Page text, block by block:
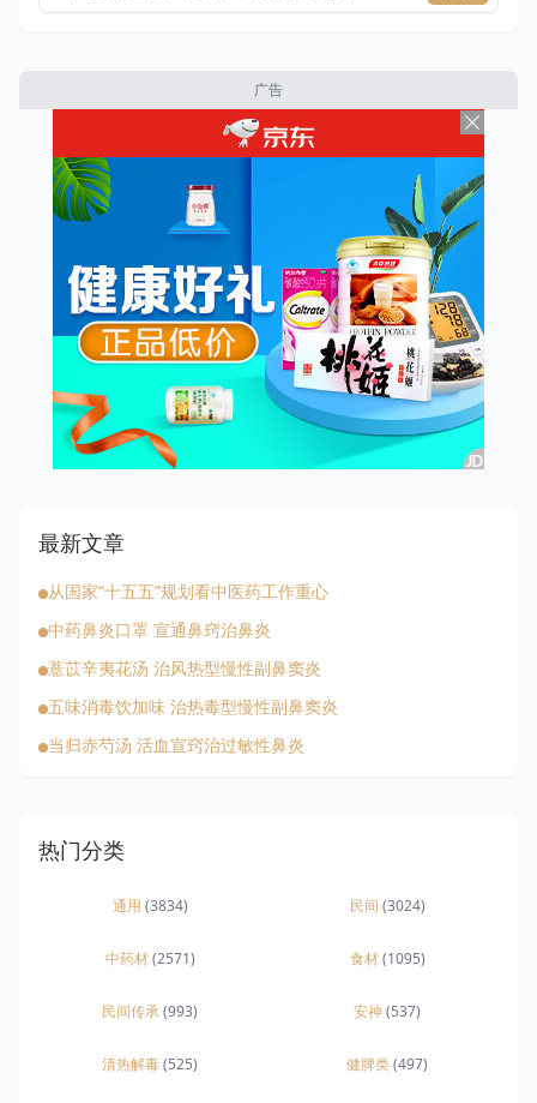
广告
最新文章
从国家“十五五”规划看中医药工作重心
中药鼻炎口罩 宣通鼻窍治鼻炎
薏苡辛夷花汤 治风热型慢性副鼻窦炎
五味消毒饮加味 治热毒型慢性副鼻窦炎
当归赤芍汤 活血宣窍治过敏性鼻炎
热门分类
通用 (3834) 民间 (3024)
中药材(2571) 食材(1095)
民间传承(993) 安神(537)
清热解毒(525) 健脾类(497)